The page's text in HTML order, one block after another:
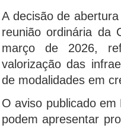
A decisão de
reunião ordinária da
março de 2026,
valorização das
de modalidades em
O aviso publicado
podem apresentar